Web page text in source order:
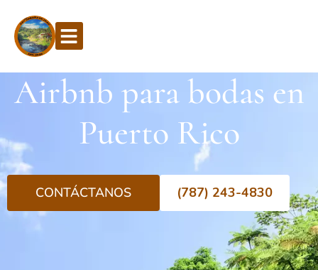
Airbnb para bodas en
Puerto Rico
CONTÁCTANOS (787) 243-4830